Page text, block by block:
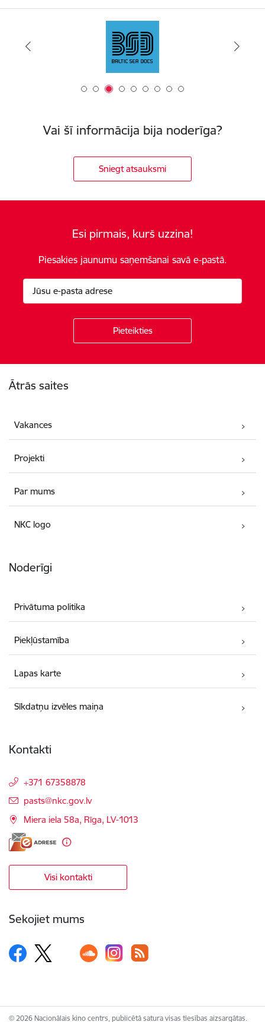
Vai šī informācija bija noderīga?
Sniegt atsauksmi
Esi pirmais, kurš uzzina!
Piesakies jaunumu saņemšanai savā e-pastā.
Ātrās saites
Vakances
Projekti
Par mums
NKC logo
Noderīgi
Privātuma politika
Piekļūstamība
Lapas karte
Sīkdatņu izvēles maiņa
Kontakti
+371 67358878
E-pasts:
pasts@nkc.gov.lv
Miera iela 58a, Rīga, LV-1013
Visi kontakti
Sekojiet mums
© 2026 Nacionālais kino centrs, publicētā satura visas tiesības aizsargātas.